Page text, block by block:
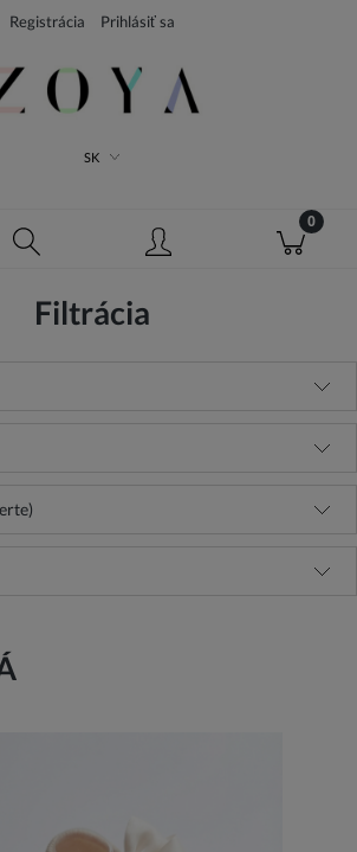
Registrácia Prihlásiť sa
SK
Filtrácia